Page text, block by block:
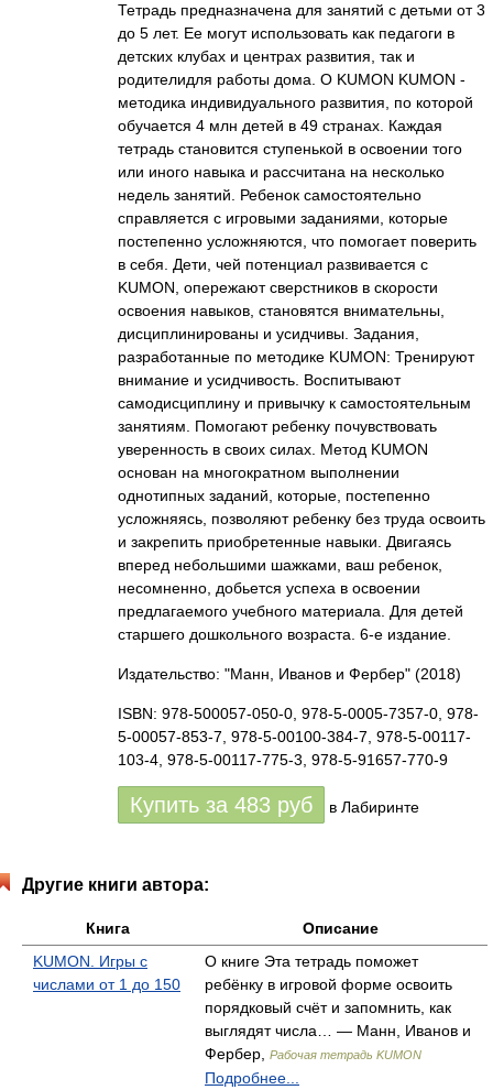
Тетрадь предназначена для занятий с детьми от 3
до 5 лет. Ее могут использовать как педагоги в
детских клубах и центрах развития, так и
родителидля работы дома. О KUMON KUMON -
методика индивидуального развития, по которой
обучается 4 млн детей в 49 странах. Каждая
тетрадь становится ступенькой в освоении того
или иного навыка и рассчитана на несколько
недель занятий. Ребенок самостоятельно
справляется с игровыми заданиями, которые
постепенно усложняются, что помогает поверить
в себя. Дети, чей потенциал развивается с
KUMON, опережают сверстников в скорости
освоения навыков, становятся внимательны,
дисциплинированы и усидчивы. Задания,
разработанные по методике KUMON: Тренируют
внимание и усидчивость. Воспитывают
самодисциплину и привычку к самостоятельным
занятиям. Помогают ребенку почувствовать
уверенность в своих силах. Метод KUMON
основан на многократном выполнении
однотипных заданий, которые, постепенно
усложняясь, позволяют ребенку без труда освоить
и закрепить приобретенные навыки. Двигаясь
вперед небольшими шажками, ваш ребенок,
несомненно, добьется успеха в освоении
предлагаемого учебного материала. Для детей
старшего дошкольного возраста. 6-е издание.
Издательство: "Манн, Иванов и Фербер" (2018)
ISBN: 978-500057-050-0, 978-5-0005-7357-0, 978-
5-00057-853-7, 978-5-00100-384-7, 978-5-00117-
103-4, 978-5-00117-775-3, 978-5-91657-770-9
Купить за 483 руб в Лабиринте
Другие книги автора:
Книга
Описание
KUMON. Игры с
числами от 1 до 150
О книге Эта тетрадь поможет
ребёнку в игровой форме освоить
порядковый счёт и запомнить, как
выглядят числа… — Манн, Иванов и
Фербер,
Рабочая тетрадь KUMON
Подробнее...